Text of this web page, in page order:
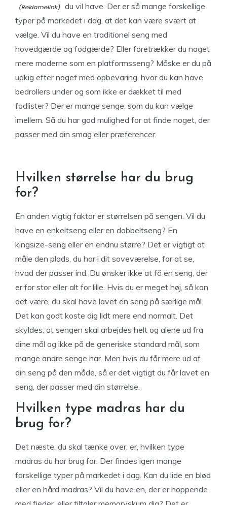
du vil have. Der er så mange forskellige
typer på markedet i dag, at det kan være svært at
vælge. Vil du have en traditionel seng med
hovedgærde og fodgærde? Eller foretrækker du noget
mere moderne som en platformsseng? Måske er du på
udkig efter noget med opbevaring, hvor du kan have
bedrollers under og som ikke er dækket til med
fodlister? Der er mange senge, som du kan vælge
imellem. Så du har god mulighed for at finde noget, der
passer med din smag eller præferencer.
Hvilken størrelse har du brug
for?
En anden vigtig faktor er størrelsen på sengen. Vil du
have en enkeltseng eller en dobbeltseng? En
kingsize-seng eller en endnu større? Det er vigtigt at
måle den plads, du har i dit soveværelse, for at se,
hvad der passer ind. Du ønsker ikke at få en seng, der
er for stor eller alt for lille. Hvis du er meget høj, så kan
det være, du skal have lavet en seng på særlige mål.
Det kan godt koste dig lidt mere end normalt. Det
skyldes, at sengen skal arbejdes helt og alene ud fra
dine mål og ikke på de generiske standard mål, som
mange andre senge har. Men hvis du får mere ud af
din seng på den måde, så er det vigtigt du får lavet en
seng, der passer med din størrelse.
Hvilken type madras har du
brug for?
Det næste, du skal tænke over, er, hvilken type
madras du har brug for. Der findes igen mange
forskellige typer på markedet i dag. Kan du lide en blød
eller en hård madras? Vil du have en, der er hoppende